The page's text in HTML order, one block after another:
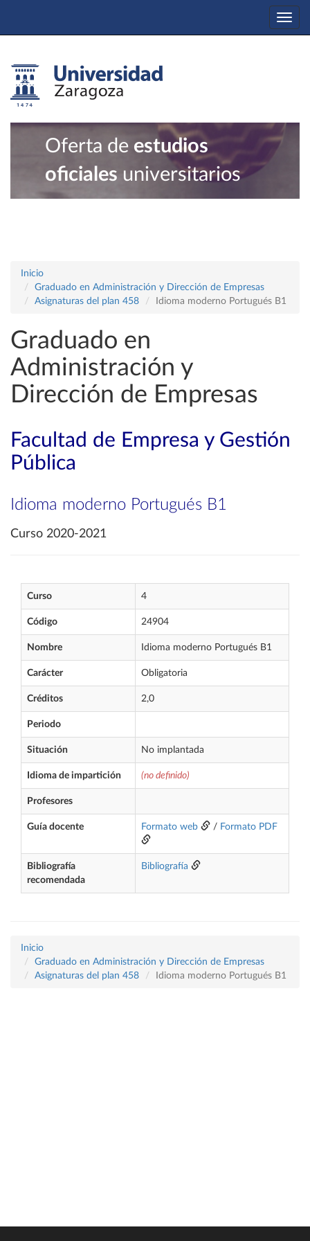
Oferta de estudios
oficiales universitarios
Inicio
Graduado en Administración y Dirección de Empresas
Asignaturas del plan 458
Idioma moderno Portugués B1
Graduado en
Administración y
Dirección de Empresas
Facultad de Empresa y Gestión
Pública
Idioma moderno Portugués B1
Curso 2020-2021
Curso 4
Código 24904
Nombre Idioma moderno Portugués B1
Carácter Obligatoria
Créditos 2,0
Periodo
Situación No implantada
Idioma de impartición (no definido)
Profesores
Guía docente Formato web / Formato PDF
Bibliografía
recomendada
Bibliografía
Inicio
Graduado en Administración y Dirección de Empresas
Asignaturas del plan 458
Idioma moderno Portugués B1